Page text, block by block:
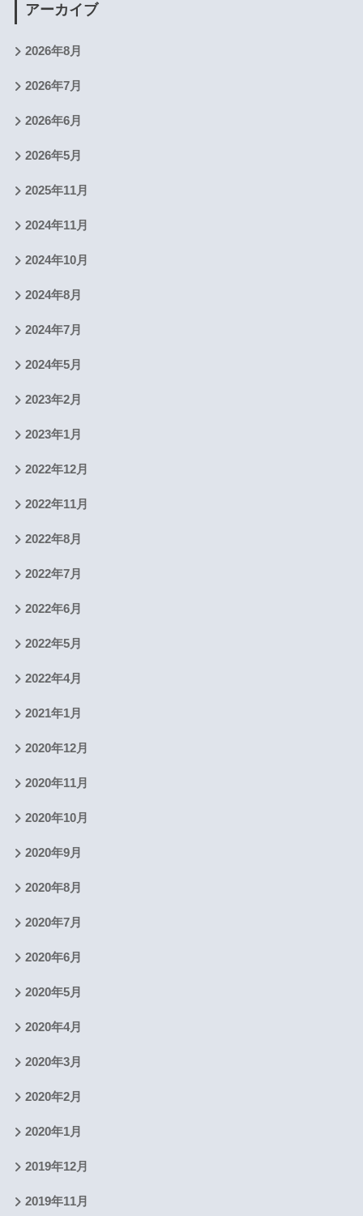
アーカイブ
2026年8月
2026年7月
2026年6月
2026年5月
2025年11月
2024年11月
2024年10月
2024年8月
2024年7月
2024年5月
2023年2月
2023年1月
2022年12月
2022年11月
2022年8月
2022年7月
2022年6月
2022年5月
2022年4月
2021年1月
2020年12月
2020年11月
2020年10月
2020年9月
2020年8月
2020年7月
2020年6月
2020年5月
2020年4月
2020年3月
2020年2月
2020年1月
2019年12月
2019年11月